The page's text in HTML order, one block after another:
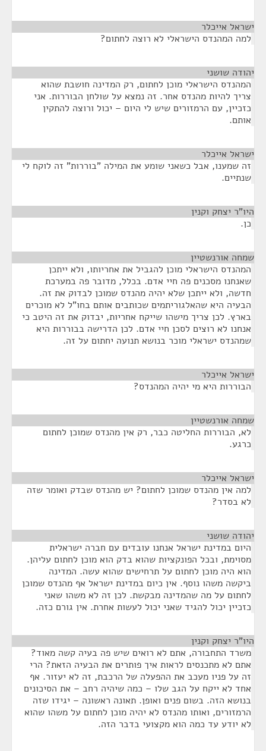
ישראל אייכלר
למה המהנדס הישראלי לא רוצה לחתום?
יהודה שושני
המהנדס הישראלי מוכן לחתום, רק המדינה חושבת שהוא
צריך להיות מהנדס אחר. זה נמצא על שולחן הבוררות. אני
כזכיין, עם הרמזורים שיש לי היום – יכול ורוצה להתקין
אותם.
ישראל אייכלר
זה שמענו, אבל כשאני שומע את המילה "בוררות" זה לוקח לי
שנתיים.
היו"ר יצחק וקנין
כן.
שמחה אורנשטיין
המהנדס הישראלי מוכן להגביל את אחריותו, ולא ייתכן
שאנחנו מסכנים פה חיי אדם. בכלל, מדובר פה במערכת
חדשה, ולא ייתכן שלא יהיה מהנדס שמוכן לבדוק את זה.
הבעיה היא שהאלגוריתמים שכותבים אותם בחו"ל לא מוכרים
בארץ. לכן צריך מישהו שייקח אחריות, יבדוק את זה היטב כי
אנחנו לא רוצים לסכן חיי אדם. לכן הדרישה בבוררות היא
שמהנדס ישראלי מוכר בנושא תנועה יחתום על זה.
ישראל אייכלר
הבוררות היא מי יהיה המהנדס?
שמחה אורנשטיין
לא, הבוררות החליטה כבר, רק אין מהנדס שמוכן לחתום
כרגע.
ישראל אייכלר
למה אין מהנדס שמוכן לחתום? יש מהנדס שבדק ואומר שזה
לא בסדר?
יהודה שושני
היום במדינת ישראל אנחנו עובדים עם חברה ישראלית
מסוימת, ובכל הפונקציות שהוא בדק הוא מוכן לחתום עליהן.
הוא היה מוכן לחתום על תרחישים שהוא עשה. המדינה
ביקשה משהו נוסף. אין כיום במדינת ישראל אף מהנדס שמוכן
לחתום על מה שהמדינה מבקשת. לכן זה לא משהו שאני
כזכיין יכול להגיד שאני יכול לעשות אחרת. אין גורם כזה.
היו"ר יצחק וקנין
משרד התחבורה, אתם לא רואים שיש פה בעיה קשה מאוד?
אתם לא מתכנסים לראות איך פותרים את הבעיה הזאת? הרי
זה על פניו מעכב את ההפעלה של הרכבת, זה לא יעזור. אף
אחד לא ייקח על הגב שלו – כמה שיהיה רחב – את הסיכונים
בנושא הזה. בשום פנים ואופן. תאונה ראשונה – יגידו שזה
הרמזורים, ואותו מהנדס לא יהיה מוכן לחתום על משהו שהוא
לא יודע עד כמה הוא מקצועי בדבר הזה.